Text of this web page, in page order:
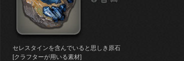
セレスタインを含んでいると思しき原石
[クラフターが用いる素材]